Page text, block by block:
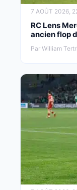
7 AOÛT 2026,
RC Lens
ancien flop
Par William